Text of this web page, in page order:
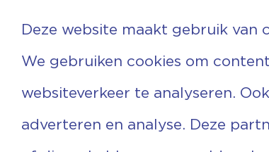
Agenda
Nieuwsbrief
Vrijwilligers
Steun ons
Deze website maakt gebruik van
We gebruiken cookies om
websiteverkeer te analyseren.
adverteren en analyse. Deze